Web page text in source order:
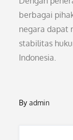
berbagai
negara dapat
stabilitas
Indonesia.
Byadmin